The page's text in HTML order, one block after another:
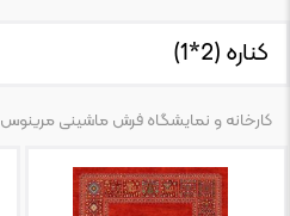
کناره (2*1)
کارخانه و نمایشگاه فرش ماشینی مرینوس